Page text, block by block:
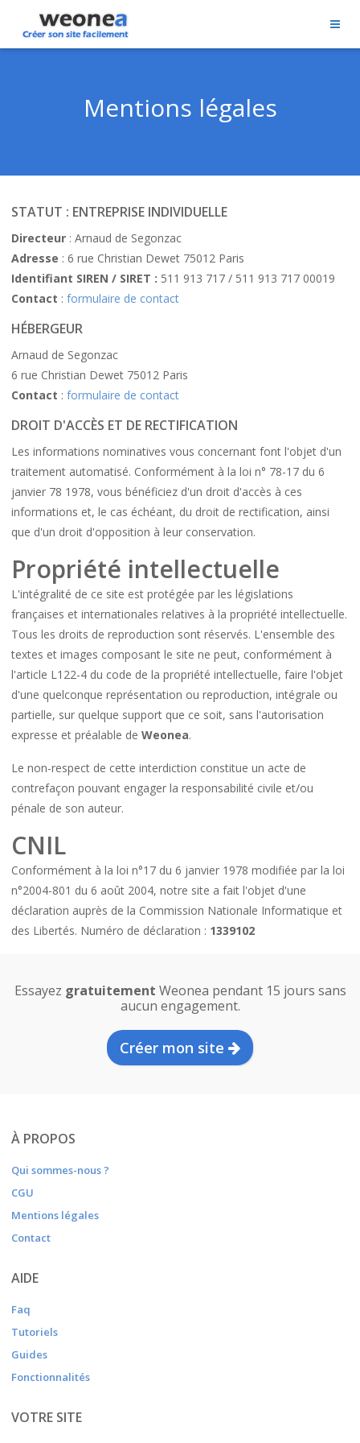
Mentions légales
STATUT : ENTREPRISE INDIVIDUELLE
Directeur : Arnaud de Segonzac
Adresse : 6 rue Christian Dewet 75012 Paris
Identifiant SIREN / SIRET : 511 913 717 / 511 913 717 00019
Contact : formulaire de contact
HÉBERGEUR
Arnaud de Segonzac
6 rue Christian Dewet 75012 Paris
Contact : formulaire de contact
DROIT D'ACCÈS ET DE RECTIFICATION
Les informations nominatives vous concernant font l'objet d'un
traitement automatisé. Conformément à la loi n° 78-17 du 6
janvier 78 1978, vous bénéficiez d'un droit d'accès à ces
informations et, le cas échéant, du droit de rectification, ainsi
que d'un droit d'opposition à leur conservation.
Propriété intellectuelle
L'intégralité de ce site est protégée par les législations
françaises et internationales relatives à la propriété intellectuelle.
Tous les droits de reproduction sont réservés. L'ensemble des
textes et images composant le site ne peut, conformément à
l'article L122-4 du code de la propriété intellectuelle, faire l'objet
d'une quelconque représentation ou reproduction, intégrale ou
partielle, sur quelque support que ce soit, sans l'autorisation
expresse et préalable de Weonea.
Le non-respect de cette interdiction constitue un acte de
contrefaçon pouvant engager la responsabilité civile et/ou
pénale de son auteur.
CNIL
Conformément à la loi n°17 du 6 janvier 1978 modifiée par la loi
n°2004-801 du 6 août 2004, notre site a fait l'objet d'une
déclaration auprès de la Commission Nationale Informatique et
des Libertés. Numéro de déclaration : 1339102
Essayez gratuitement Weonea pendant 15 jours sans
aucun engagement.
Créer mon site
À PROPOS
Qui sommes-nous ?
CGU
Mentions légales
Contact
AIDE
Faq
Tutoriels
Guides
Fonctionnalités
VOTRE SITE